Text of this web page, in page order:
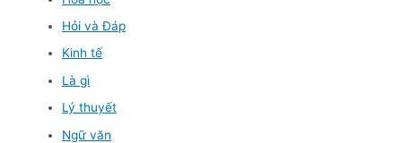
Hỏi và Đáp
Kinh tế
Là gì
Lý thuyết
Ngữ văn